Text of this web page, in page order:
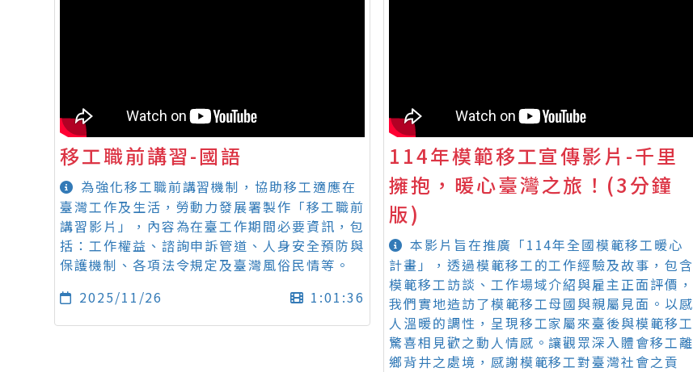
移工職前講習-國語
為強化移工職前講習機制，協助移工適應在
臺灣工作及生活，勞動力發展署製作「移工職前
講習影片」，內容為在臺工作期間必要資訊，包
括：工作權益、諮詢申訴管道、人身安全預防與
保護機制、各項法令規定及臺灣風俗民情等。
2025/11/26
1:01:36
114年模範移工宣傳影片-千里
擁抱，暖心臺灣之旅！(3分鐘
版)
本影片旨在推廣「114年全國模範移工暖心
計畫」，透過模範移工的工作經驗及故事，包含
模範移工訪談、工作場域介紹與雇主正面評價，
我們實地造訪了模範移工母國與親屬見面。以感
人溫暖的調性，呈現移工家屬來臺後與模範移工
驚喜相見歡之動人情感。讓觀眾深入體會移工離
鄉背井之處境，感謝模範移工對臺灣社會之貢